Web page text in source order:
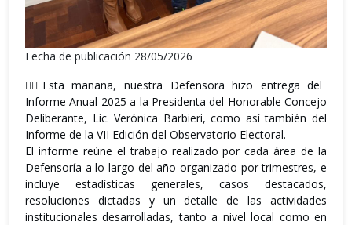
Fecha de publicación 28/05/2026
👉🏼Esta mañana, nuestra Defensora hizo entrega del
Informe Anual 2025 a la Presidenta del Honorable Concejo
Deliberante, Lic. Verónica Barbieri, como así también del
Informe de la VII Edición del Observatorio Electoral.
El informe reúne el trabajo realizado por cada área de la
Defensoría a lo largo del año organizado por trimestres, e
incluye estadísticas generales, casos destacados,
resoluciones dictadas y un detalle de las actividades
institucionales desarrolladas, tanto a nivel local como en